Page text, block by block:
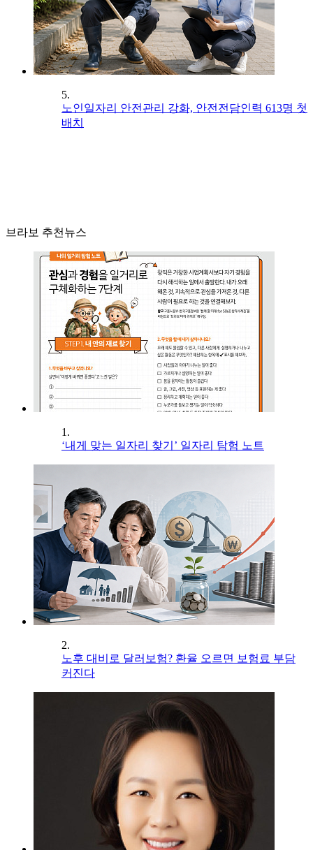
5.
노인일자리 안전관리 강화, 안전전담인력 613명 첫
배치
브라보 추천뉴스
1.
‘내게 맞는 일자리 찾기’ 일자리 탐험 노트
2.
노후 대비로 달러보험? 환율 오르면 보험료 부담
커진다